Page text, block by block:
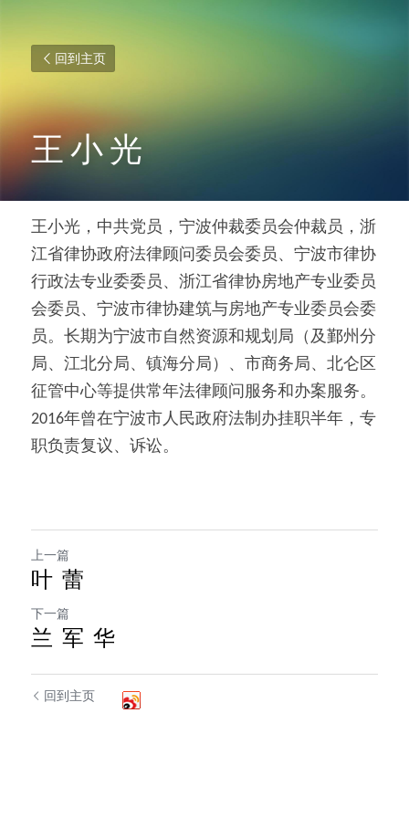
回到主页
王 小 光
王小光，中共党员，宁波仲裁委员会仲裁员，浙
江省律协政府法律顾问委员会委员、宁波市律协
行政法专业委委员、浙江省律协房地产专业委员
会委员、宁波市律协建筑与房地产专业委员会委
员。长期为宁波市自然资源和规划局（及鄞州分
局、江北分局、镇海分局）、市商务局、北仑区
征管中心等提供常年法律顾问服务和办案服务。
2016年曾在宁波市人民政府法制办挂职半年，专
职负责复议、诉讼。
上一篇
叶 蕾
下一篇
兰 军 华
回到主页